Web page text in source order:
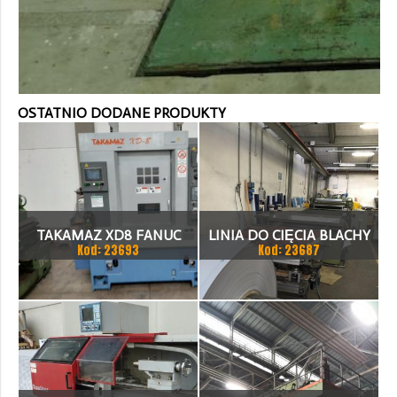
OSTATNIO DODANE PRODUKTY
TAKAMAZ XD8 FANUC
21ITA TOKARKA CNC
Kod: 23693
LINIA DO CIĘCIA BLACHY
1.500 X 1,5 (2,5) MM
Kod: 23687